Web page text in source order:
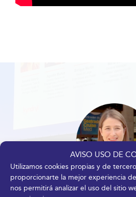
AVISO USO DE
Utilizamos cookies propias y de
proporcionarte la mejor experiencia
nos permitirá analizar el uso del sitio